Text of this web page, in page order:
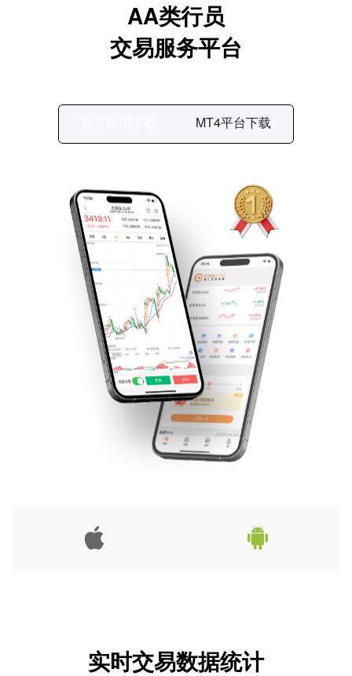
AA类行员
交易服务平台
MT4平台下载
实时交易数据统计